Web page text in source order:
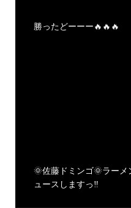
勝ったどーーー🔥🔥🔥
🌞佐藤ドミンゴ🌞ラーメ
ュースしますっ‼️